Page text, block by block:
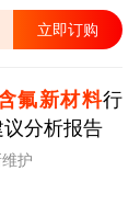
立即订购
氟新材料行
分析报告
护